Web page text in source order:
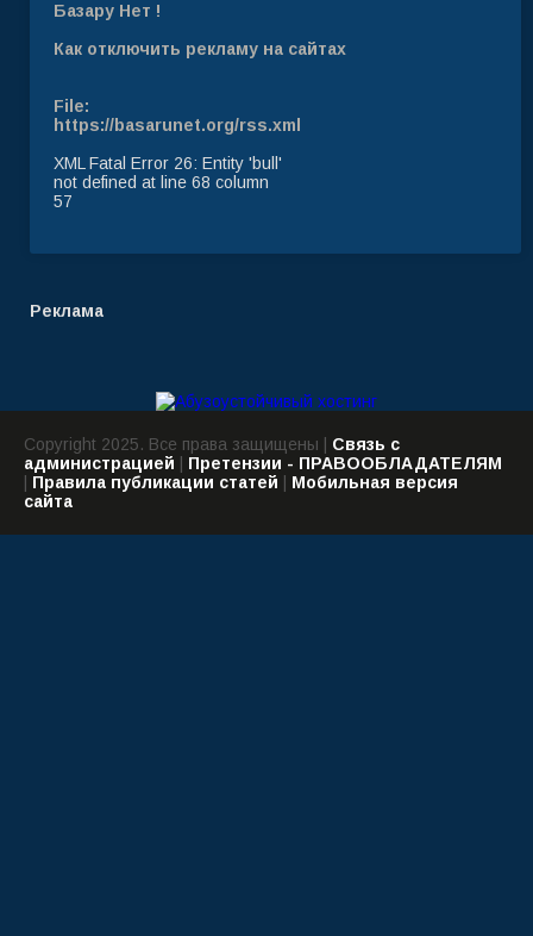
Базару Нет !
Как отключить рекламу на сайтах
File:
https://basarunet.org/rss.xml
XML Fatal Error 26: Entity 'bull'
not defined at line 68 column
57
Реклама
Copyright 2025. Все права защищены | Связь с
администрацией
Претензии - ПРАВООБЛАДАТЕЛЯМ
Правила публикации статей
Мобильная версия
сайта